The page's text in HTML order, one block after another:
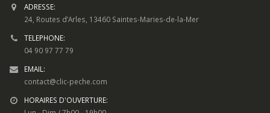
INFORMATIONS DE CONTACT
04 90 97 77 79
contact@clic-peche.com